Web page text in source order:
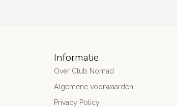
Informatie
Over Club Nomad
Algemene voorwaarden
Privacy Policy